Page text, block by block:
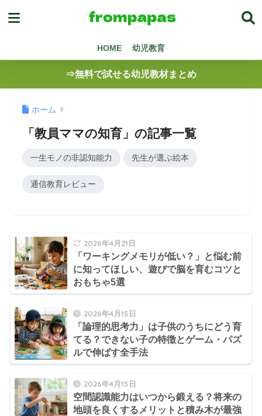
HOME 幼児教育
⇒無料で試せる幼児教材まとめ
ホーム
「教員ママの知育」の記事一覧
一生モノの非認知能力 先生が選ぶ絵本
通信教育レビュー
2026年4月21日
「ワーキングメモリが低い？」と悩む前
に知ってほしい、遊びで脳を育むコツと
おもちゃ5選
2026年4月15日
「論理的思考力」は子供のうちにどう育
てる？できない子の特徴とゲーム・パズ
ルで伸ばす全手法
2026年4月15日
空間認識能力はいつから鍛える？将来の
地頭を良くするメリットと積み木が最強